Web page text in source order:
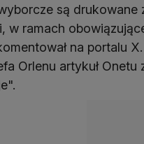
są drukowane
w ramach
na portalu
Orlenu artykuł Onetu